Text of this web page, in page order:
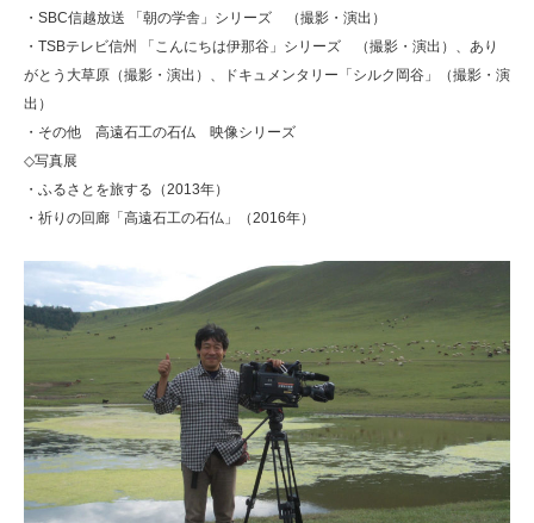
・SBC信越放送 「朝の学舎」シリーズ （撮影・演出）
・TSBテレビ信州 「こんにちは伊那谷」シリーズ （撮影・演出）、あり
がとう大草原（撮影・演出）、ドキュメンタリー「シルク岡谷」（撮影・演
出）
・その他 高遠石工の石仏 映像シリーズ
◇写真展
・ふるさとを旅する（2013年）
・祈りの回廊「高遠石工の石仏」（2016年）